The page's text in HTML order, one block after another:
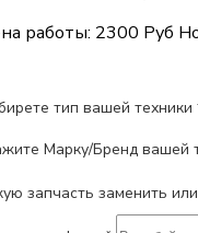
работы: 2300 Руб
тип вашей техники
Марку/Бренд вашей
запчасть заменить